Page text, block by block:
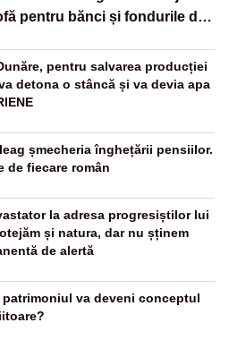
pentru bănci și fondurile de
pentru salvarea producției
detona o stâncă și va devia apa
șmecheria înghețării pensiilor.
de fiecare român
la adresa progresiștilor lui
și natura, dar nu șținem
de alertă
patrimoniul va deveni conceptul